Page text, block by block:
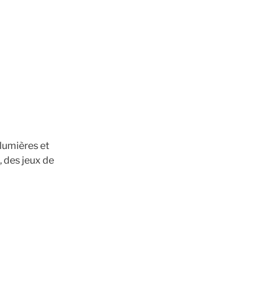
et
des jeux de